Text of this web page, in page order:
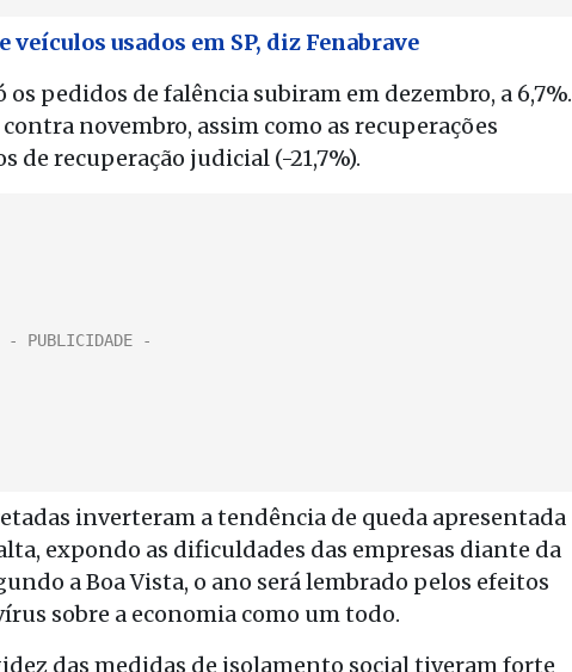
usados em SP, diz Fenabrave
pedidos de falência subiram em dezembro, a 6,7%.
novembro, assim como as recuperações
de recuperação judicial (-21,7%).
inverteram a tendência de queda apresentada
expondo as dificuldades das empresas diante da
a Boa Vista, o ano será lembrado pelos efeitos
sobre a economia como um todo.
das medidas de isolamento social tiveram forte